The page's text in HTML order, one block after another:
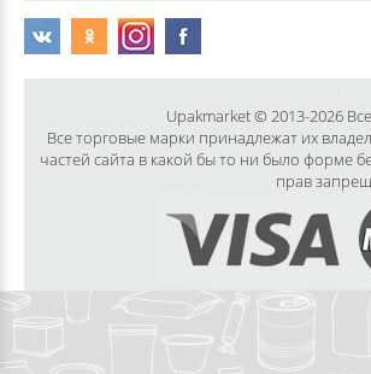
Upakmarket © 2013-2026
Все торговые марки принадлежат их
частей сайта в какой бы то ни было форме
прав